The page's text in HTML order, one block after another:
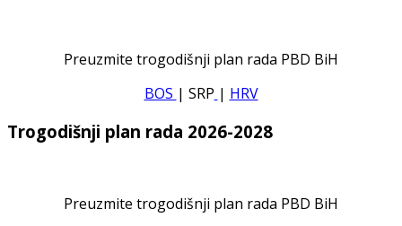
Preuzmite trogodišnji plan rada PBD BiH
BOS | SRP | HRV
Trogodišnji plan rada 2026-2028
Preuzmite trogodišnji plan rada PBD BiH